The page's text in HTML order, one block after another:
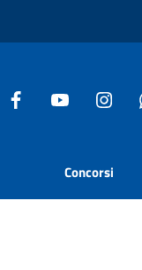
Concorsi